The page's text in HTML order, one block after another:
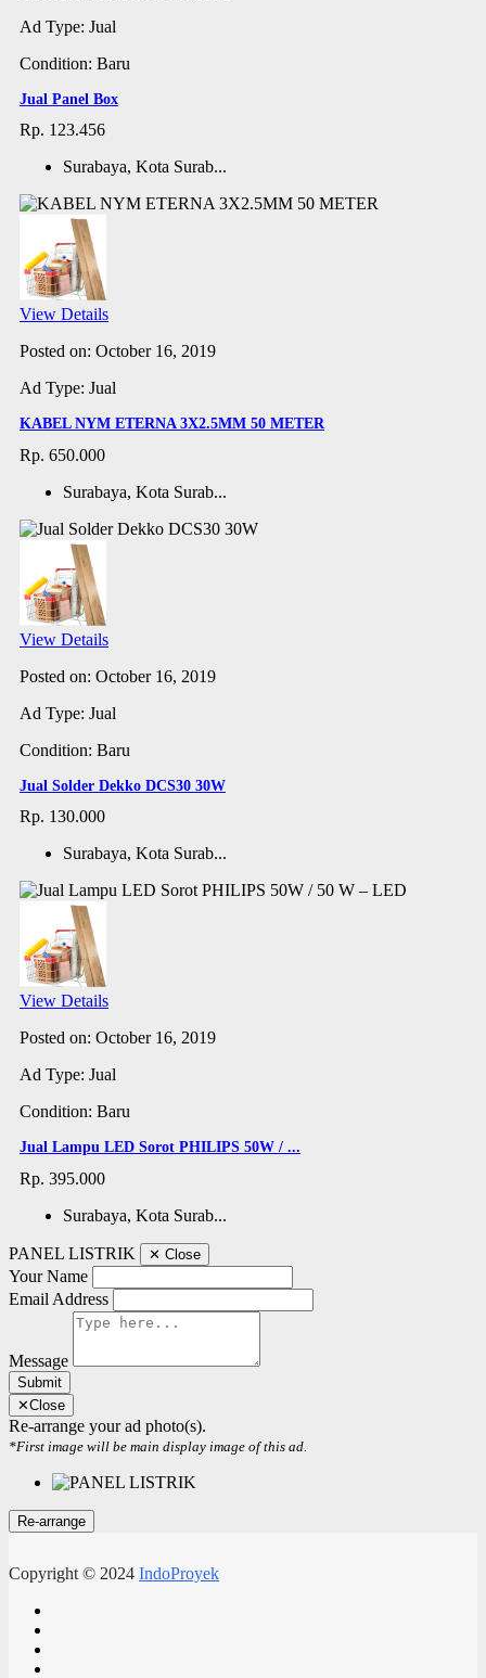
Ad Type: Jual
Condition: Baru
Jual Panel Box
Rp. 123.456
Surabaya, Kota Surab...
View Details
Posted on: October 16, 2019
Ad Type: Jual
KABEL NYM ETERNA 3X2.5MM 50 METER
Rp. 650.000
Surabaya, Kota Surab...
View Details
Posted on: October 16, 2019
Ad Type: Jual
Condition: Baru
Jual Solder Dekko DCS30 30W
Rp. 130.000
Surabaya, Kota Surab...
View Details
Posted on: October 16, 2019
Ad Type: Jual
Condition: Baru
Jual Lampu LED Sorot PHILIPS 50W / ...
Rp. 395.000
Surabaya, Kota Surab...
PANEL LISTRIK ✕ Close
Your Name
Email Address
Message
Submit
✕Close
Re-arrange your ad photo(s).
*First image will be main display image of this ad.
Copyright © 2024 IndoProyek